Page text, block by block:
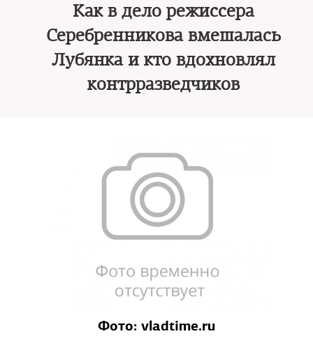
Как в дело режиссера
Серебренникова вмешалась
Лубянка и кто вдохновлял
контрразведчиков
Фото: vladtime.ru